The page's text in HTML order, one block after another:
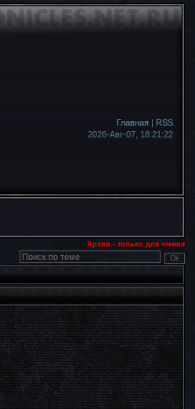
Главная| RSS
2026-Авг-07, 18:21:23
Архив - только для чтения